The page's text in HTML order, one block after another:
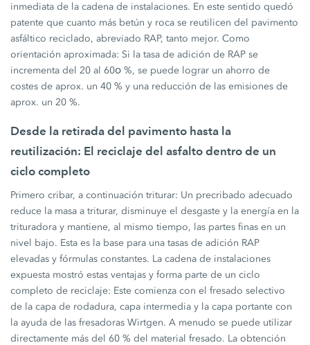
inmediata de la cadena de instalaciones. En este sentido quedó
patente que cuanto más betún y roca se reutilicen del pavimento
asfáltico reciclado, abreviado RAP, tanto mejor. Como
orientación aproximada: Si la tasa de adición de RAP se
incrementa del 20 al 60၀ %, se puede lograr un ahorro de
costes de aprox. un 40 % y una reducción de las emisiones de
aprox. un 20 %.
Desde la retirada del pavimento hasta la
reutilización: El reciclaje del asfalto dentro de un
ciclo completo
Primero cribar, a continuación triturar: Un precribado adecuado
reduce la masa a triturar, disminuye el desgaste y la energía en la
trituradora y mantiene, al mismo tiempo, las partes finas en un
nivel bajo. Esta es la base para una tasas de adición RAP
elevadas y fórmulas constantes. La cadena de instalaciones
expuesta mostró estas ventajas y forma parte de un ciclo
completo de reciclaje: Este comienza con el fresado selectivo
de la capa de rodadura, capa intermedia y la capa portante con
la ayuda de las fresadoras Wirtgen. A menudo se puede utilizar
directamente más del 60 % del material fresado. La obtención